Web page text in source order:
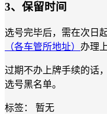
3、保留时间
选号完毕后，需在次日
（各车管所地址） 办理
过期不办上牌手续的话
选号黑名单。
标签： 暂无